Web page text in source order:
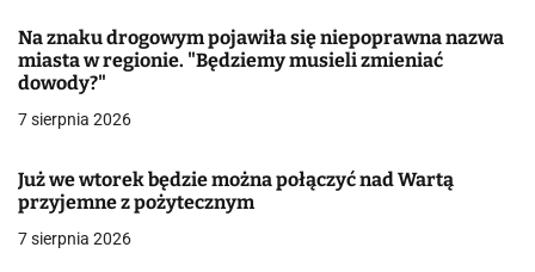
a
w
i
s
Na znaku drogowym pojawiła się niepoprawna nazwa
miasta w regionie. "Będziemy musieli zmieniać
dowody?"
7 sierpnia 2026
Już we wtorek będzie można połączyć nad Wartą
przyjemne z pożytecznym
7 sierpnia 2026